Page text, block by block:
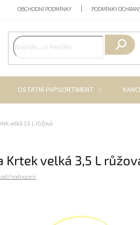
OBCHODNÍ PODMÍNKY PODMÍNKY
OSTATNÍ PAP.SORTIMENT
velká 3,5 L růžová
Krtek velká 3,5 L
hodnocení